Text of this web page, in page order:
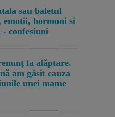
sau baletul
emotii, hormoni si
- confesiuni
la alăptare.
am găsit cauza
unei mame